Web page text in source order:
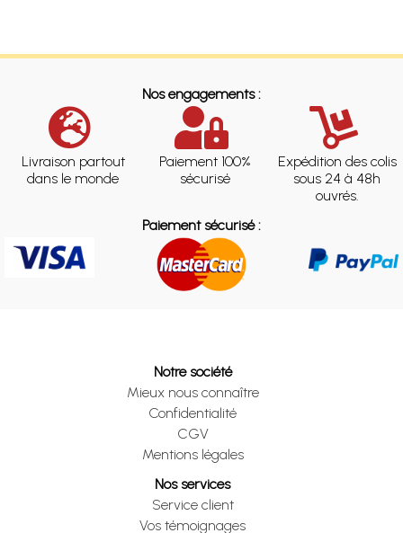
Nos engagements :
Livraison partout
dans le monde
Paiement 100%
sécurisé
Expédition des colis
sous 24 à 48h
ouvrés.
Paiement sécurisé :
Notre société
Mieux nous connaître
Confidentialité
CGV
Mentions légales
Nos services
Service client
Vos témoignages